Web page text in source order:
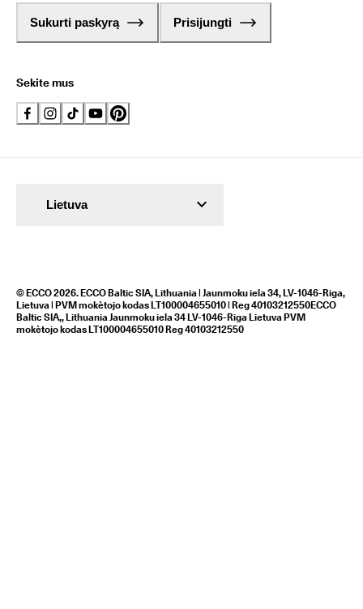
Sukurti paskyrą Prisijungti
Sekite mus
© ECCO 2026. ECCO Baltic SIA, Lithuania | Jaunmoku iela 34, LV-1046-Riga,
Lietuva | PVM mokètojo kodas LT100004655010 | Reg 40103212550ECCO
Baltic SIA,, Lithuania Jaunmoku iela 34 LV-1046-Riga Lietuva PVM
mokètojo kodas LT100004655010 Reg 40103212550
Lietuva